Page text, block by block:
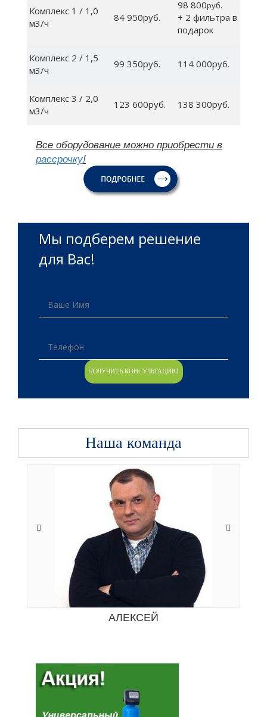
Комплекс 1 / 1,0
м3/ч
84 950руб.
98 800руб.
+ 2 фильтра в
подарок
Комплекс 2 / 1,5
м3/ч
99 350руб. 114 000руб.
Комплекс 3 / 2,0
м3/ч
123 600руб. 138 300руб.
Все оборудование можно приобрести в
рассрочку!
Мы подберем решение
для Вас!
Наша команда
АЛЕКСЕЙ